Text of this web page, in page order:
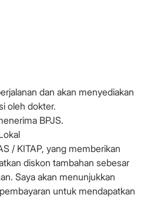
dan akan menyediakan
oleh dokter.
BPJS.
/ KITAP, yang memberikan
diskon tambahan sebesar
Saya akan menunjukkan
untuk mendapatkan